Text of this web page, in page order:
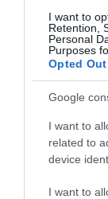
I want to
Retention,
Personal
Purposes
Opted Out
Google
I want to
related to
device
I want to
Η πιο
βαλίτσα του
καλοκαιριού
υπογραφή
31.07.2026